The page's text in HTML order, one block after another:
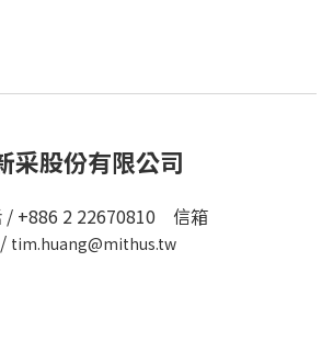
采股份有限公司
/ +886 2 22670810 信箱
/ tim.huang@mithus.tw